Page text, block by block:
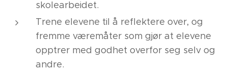
skolearbeidet.
Trene elevene til å reflektere over, og
fremme væremåter som gjør at elevene
opptrer med godhet overfor seg selv og
andre.